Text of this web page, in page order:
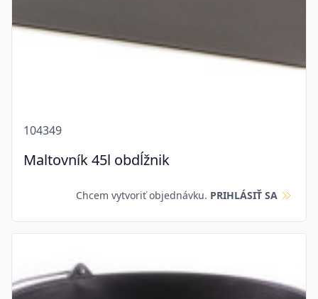
104349
Maltovník 45l obdĺžnik
Chcem vytvoriť objednávku. PRIHLÁSIŤ SA